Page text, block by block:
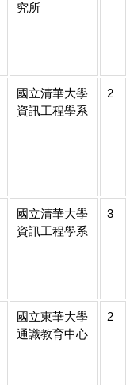
究所
國立清華大學
資訊工程學系
2
國立清華大學
資訊工程學系
3
國立東華大學
通識教育中心
2